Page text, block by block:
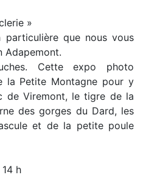
»
particulière que nous vous
Adapemont.
Cette expo photo
la Petite Montagne pour y
de Viremont, le tigre de la
des gorges du Dard, les
et de la petite poule
h